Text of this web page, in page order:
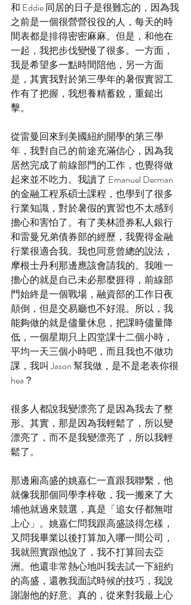
和 Eddie 同居的日子是很難忘的，因為我
之前是一個很營營役役的人，每天的時
間表都是排得密密麻麻。但是，和他在
一起，我把步伐變慢了很多。一方面，
我是希望多一點時間陪他，另一方面
是，其實我對於第三學年的暑假實習工
作有了把握，我想養精蓄銳，重鎚出
擊。
從雷曼回來到美國紐約開學的第三學
年，我對自己的前途充滿信心，因為我
居然完成了前線部門的工作，也覺得做
起來並不吃力。我讀了 Emanuel Derman
的金融工程系碩士課程，也學到了很多
行業知識，對於暑假的實習也不太感到
擔心和害怕了。有了美林證券私人銀行
和雷曼兄弟債券部的經歷，我覺得金融
行業很適合我。我也同意曾總的說法，
摩根士丹利那邊應該會請我的。我唯一
擔心的就是自己未必那麼捱得，前線部
門始終是一個戰場，融資部的工作日夜
顛倒，但是交易廳也不好混。所以，我
能夠做的就是儘量休息，把課時儘量降
低，一個星期只上四堂課十二個小時，
平均一天三個小時吧，而且我也不做功
課，我叫 Jason 幫我做，是不是老表你很
hea？
很多人都說我變漂亮了是因為我去了整
形。其實，那是因為我輕鬆了，所以變
漂亮了，而不是我變漂亮了，所以我輕
鬆了。
那邊廂高盛的姚嘉仁一直跟我聯繫，他
就像我那個同學李梓敬，我一搬來了大
埔他就過來競選，真是「追女仔都無咁
上心」。姚嘉仁問我跟高盛談得怎樣，
又問我畢業以後打算加入哪一間公司，
我就照實跟他說了，我不打算回去亞
洲。他還非常熱心地叫我去試一下紐約
的高盛，還教我面試時候的技巧，我說
謝謝他的好意。真的，從來對我最上心